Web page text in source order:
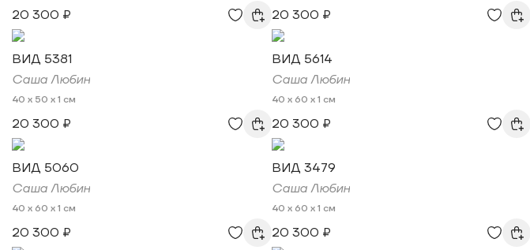
20 300 ₽
ВИД 5381
Саша Любин
40 x 50 x 1 см
20 300 ₽
ВИД 5060
Саша Любин
40 x 60 x 1 см
20 300 ₽
20 300 ₽
ВИД 5614
Саша Любин
40 x 60 x 1 см
20 300 ₽
ВИД 3479
Саша Любин
40 x 60 x 1 см
20 300 ₽